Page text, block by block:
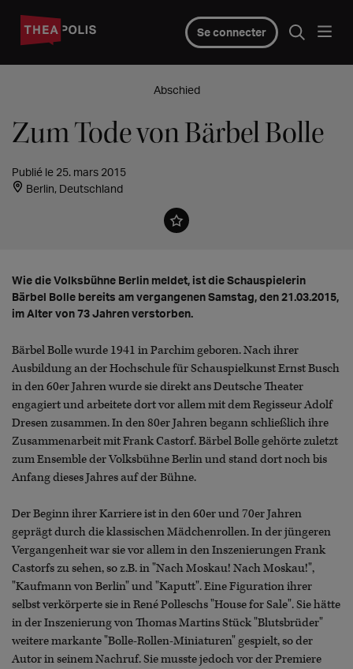
Se connecter
Abschied
Zum Tode von Bärbel Bolle
Publié le 25. mars 2015
Berlin, Deutschland
Wie die Volksbühne Berlin meldet, ist die Schauspielerin
Bärbel Bolle bereits am vergangenen Samstag, den 21.03.2015,
im Alter von 73 Jahren verstorben.
Bärbel Bolle wurde 1941 in Parchim geboren. Nach ihrer
Ausbildung an der Hochschule für Schauspielkunst Ernst Busch
in den 60er Jahren wurde sie direkt ans Deutsche Theater
engagiert und arbeitete dort vor allem mit dem Regisseur Adolf
Dresen zusammen. In den 80er Jahren begann schließlich ihre
Zusammenarbeit mit Frank Castorf. Bärbel Bolle gehörte zuletzt
zum Ensemble der Volksbühne Berlin und stand dort noch bis
Anfang dieses Jahres auf der Bühne.
Der Beginn ihrer Karriere ist in den 60er und 70er Jahren
geprägt durch die klassischen Mädchenrollen. In der jüngeren
Vergangenheit war sie vor allem in den Inszenierungen Frank
Castorfs zu sehen, so z.B. in "Nach Moskau! Nach Moskau!",
"Kaufmann von Berlin" und "Kaputt". Eine Figuration ihrer
selbst verkörperte sie in René Polleschs "House for Sale". Sie hätte
in der Inszenierung von Thomas Martins Stück "Blutsbrüder"
weitere markante "Bolle-Rollen-Miniaturen" gespielt, so der
Autor in seinem Nachruf. Sie musste jedoch vor der Premiere